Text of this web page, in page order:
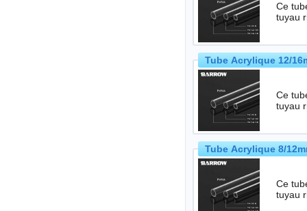
Ce
tuyau
Tube Acrylique 12/
Ce
tuyau
Tube Acrylique 8/
Ce
tuyau